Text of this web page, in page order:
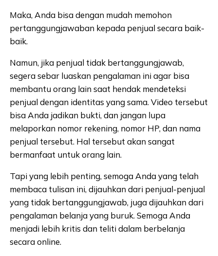
Maka, Anda bisa dengan mudah memohon
pertanggungjawaban kepada penjual secara baik-
baik.
Namun, jika penjual tidak bertanggungjawab,
segera sebar luaskan pengalaman ini agar bisa
membantu orang lain saat hendak mendeteksi
penjual dengan identitas yang sama. Video tersebut
bisa Anda jadikan bukti, dan jangan lupa
melaporkan nomor rekening, nomor HP, dan nama
penjual tersebut. Hal tersebut akan sangat
bermanfaat untuk orang lain.
Tapi yang lebih penting, semoga Anda yang telah
membaca tulisan ini, dijauhkan dari penjual-penjual
yang tidak bertanggungjawab, juga dijauhkan dari
pengalaman belanja yang buruk. Semoga Anda
menjadi lebih kritis dan teliti dalam berbelanja
secara online.